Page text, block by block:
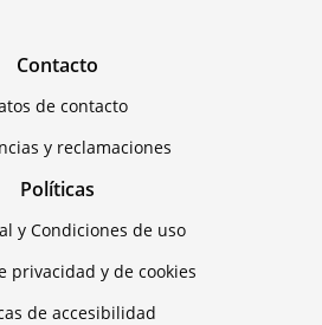
Contacto
de contacto
y reclamaciones
Políticas
y Condiciones de uso
privacidad y de cookies
de accesibilidad